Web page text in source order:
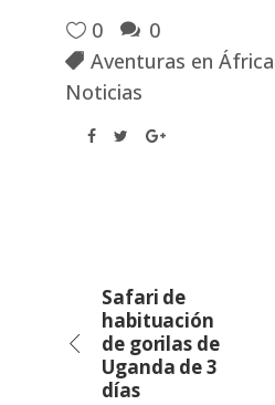
0
0
Aventuras en
Noticias
Safari de
habituación
de gorilas de
Uganda de 3
días